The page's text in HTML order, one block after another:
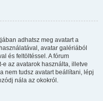
adhatsz meg avatart a
avatar galériából
és feltöltéssel. A fórum
az avatarok használta, illetve
nem tudsz avatart beállítani, lépj
nála az okokról.